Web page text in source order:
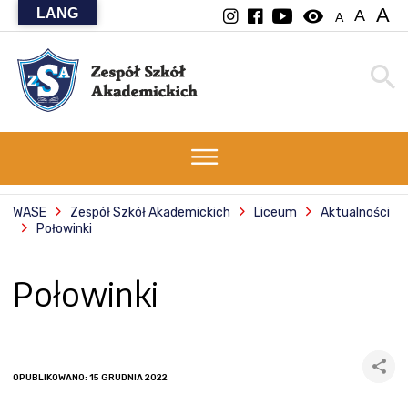
visibility A A A
WASE Zespół Szkół Akademickich Liceum
Aktualności
Połowinki
Połowinki
OPUBLIKOWANO: 15 GRUDNIA 2022
LANG